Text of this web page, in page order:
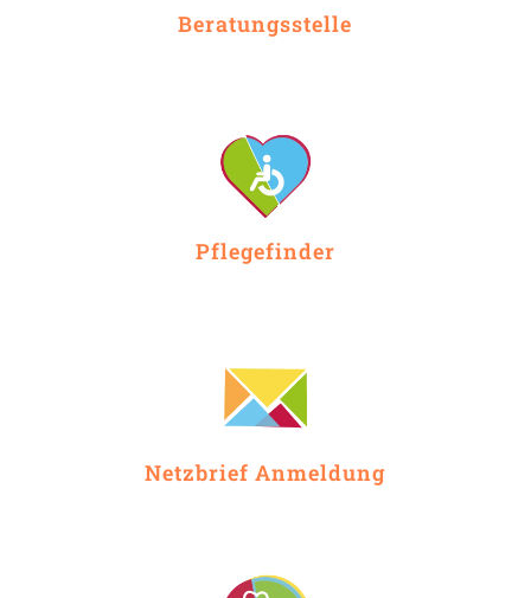
Beratungsstelle
Pflegefinder
Netzbrief Anmeldung